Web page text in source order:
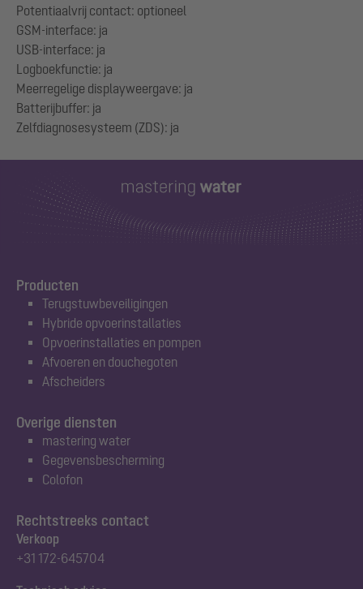
Potentiaalvrij contact: optioneel
GSM-interface: ja
USB-interface: ja
Logboekfunctie: ja
Meerregelige displayweergave: ja
Batterijbuffer: ja
Producten
Terugstuwbeveiligingen
Hybride opvoerinstallaties
Opvoerinstallaties en pompen
Afvoeren en douchegoten
Afscheiders
Rechtstreeks contact
Verkoop
+31 172-645704
Overige diensten
mastering water
Gegevensbescherming
Colofon